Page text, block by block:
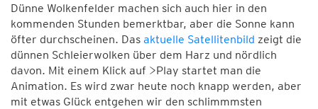
Dünne Wolkenfelder machen sich auch hier in den
kommenden Stunden bemerktbar, aber die Sonne kann
öfter durchscheinen. Das aktuelle Satellitenbild zeigt die
dünnen Schleierwolken über dem Harz und nördlich
davon. Mit einem Klick auf >Play startet man die
Animation. Es wird zwar heute noch knapp werden, aber
mit etwas Glück entgehen wir den schlimmmsten